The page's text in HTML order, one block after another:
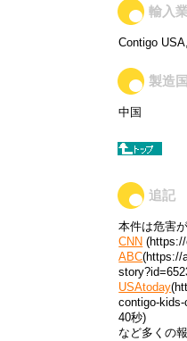
輸入
Contigo
製造国
中国
追記
本件は危害
CNN
ABC(https://
USAtoday
contigo-
40秒)
など多くの